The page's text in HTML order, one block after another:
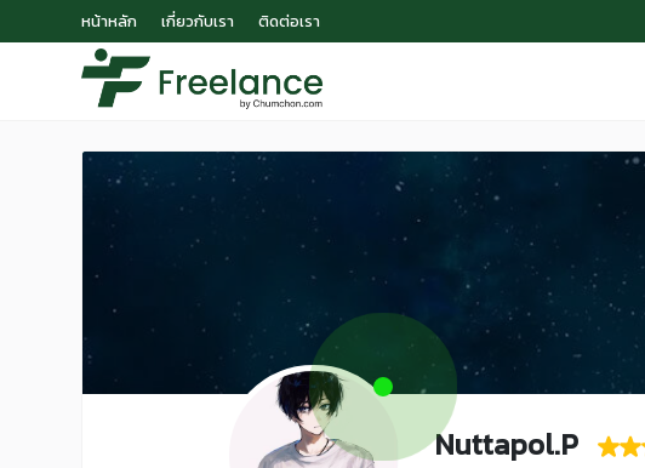
หน้าหลัก เกี่ยวกับเรา ติดต่อเรา
Nuttapol.P